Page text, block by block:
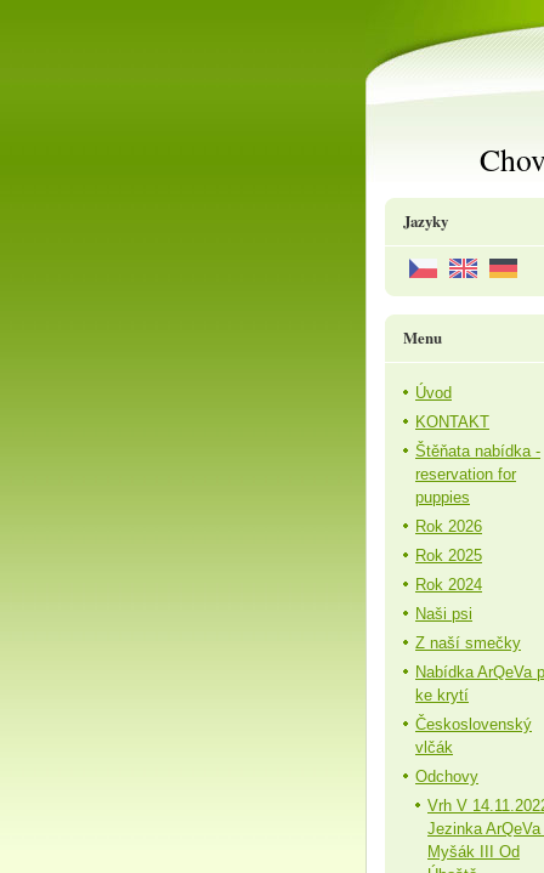
Jazyky
Menu
Úvod
KONTAKT
Štěňata nabídka -
reservation for
puppies
Rok 2026
Rok 2025
Rok 2024
Naši psi
Z naší smečky
Nabídka ArQeVa
ke krytí
Československý
vlčák
Odchovy
Vrh V
Jezinka ArQeVa
Myšák III Od